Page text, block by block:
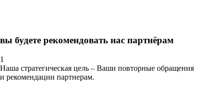
вы будете рекомендовать нас партнёрам
1
Наша стратегическая цель – Ваши повторные обращения
и рекомендации партнерам.